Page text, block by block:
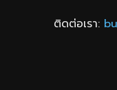
ติดต่อเรา: